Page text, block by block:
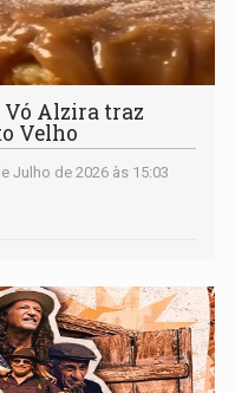
Vó Alzira traz
Velho
Julho de 2026 às 15:03